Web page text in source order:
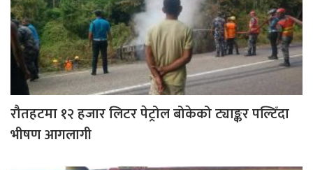
रौतहटमा १२ हजार लिटर पेट्रोल बोकेको ट्याङ्कर पल्टिँदा
भीषण आगलागी